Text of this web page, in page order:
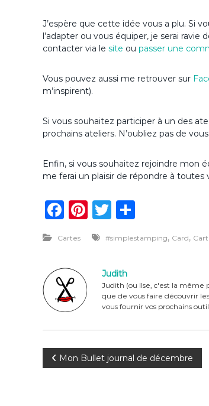
J’espère que cette idée vous a plu. Si
l’adapter ou vous équiper, je serai ravie
contacter via le site ou passer une
Vous pouvez aussi me retrouver sur
m’inspirent).
Si vous souhaitez participer à un des
prochains ateliers. N’oubliez pas de
Enfin, si vous souhaitez rejoindre mon
me ferai un plaisir de répondre à toutes
F
c
e
b
o
k
Pi
n
te
re
st
T
it
te
r
ta
er
Cartes #simplestamping, Card,
Judith
Judith (ou Ilse, c'est la même
que de vous faire découvrir
vous fournir vos prochains
N Mon Bullet journal de décembre